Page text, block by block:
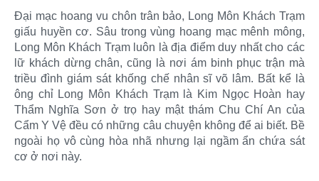
Đại mạc hoang vu chôn trân bảo, Long Môn Khách Trạm
giấu huyền cơ. Sâu trong vùng hoang mạc mênh mông,
Long Môn Khách Trạm luôn là địa điểm duy nhất cho các
lữ khách dừng chân, cũng là nơi ám binh phục trận mà
triều đình giám sát khống chế nhân sĩ võ lâm. Bất kể là
ông chỉ Long Môn Khách Trạm là Kim Ngọc Hoàn hay
Thẩm Nghĩa Sơn ở trọ hay mật thám Chu Chí An của
Cẩm Y Vệ đều có những câu chuyện không để ai biết. Bề
ngoài họ vô cùng hòa nhã nhưng lại ngầm ẩn chứa sát
cơ ở nơi này.